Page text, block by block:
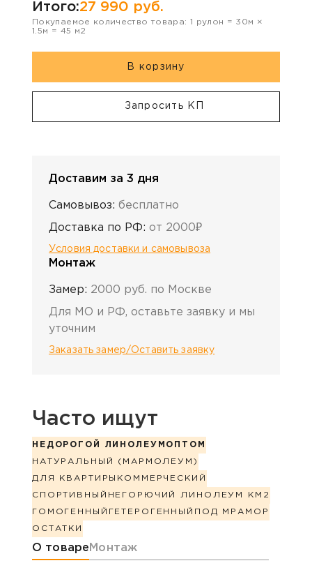
Итого:27 990 руб.
Покупаемое количество товара: 1 рулон = 30м ×
1.5м = 45 м2
В корзину
Запросить КП
Доставим за 3 дня
Самовывоз: бесплатно
Доставка по РФ: от 2000₽
Условия доставки и самовывоза
Монтаж
Замер: 2000 руб. по Москве
Для МО и РФ, оставьте заявку и мы
уточним
Заказать замер/Оставить заявку
Часто ищут
НЕДОРОГОЙ ЛИНОЛЕУМ ОПТОМ
НАТУРАЛЬНЫЙ (МАРМОЛЕУМ)
ДЛЯ КВАРТИРЫ КОММЕРЧЕСКИЙ
СПОРТИВНЫЙ НЕГОРЮЧИЙ ЛИНОЛЕУМ КМ2
ГОМОГЕННЫЙ ГЕТЕРОГЕННЫЙ ПОД МРАМОР
ОСТАТКИ
Информация о товаре
О товаре Монтаж